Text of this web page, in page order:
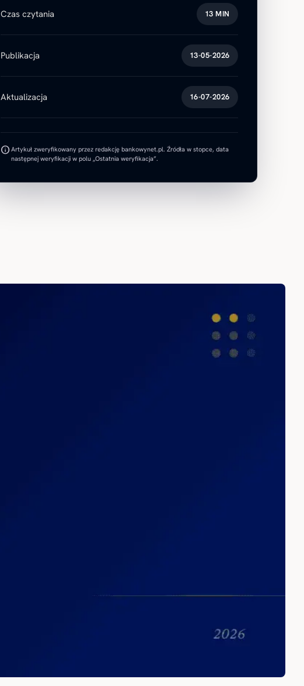
Czas czytania 13 MIN
Publikacja 13-05-2026
Aktualizacja 16-07-2026
infoArtykuł zweryfikowany przez redakcję bankowynet.pl. Źródła w stopce, data
następnej weryfikacji w polu „Ostatnia weryfikacja”.